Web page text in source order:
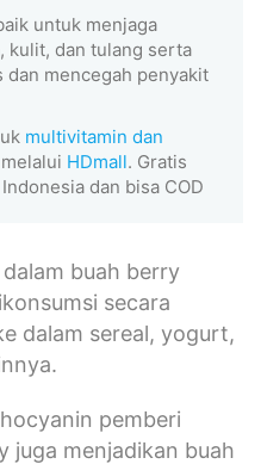
untuk menjaga
kulit, dan tulang serta
dan mencegah penyakit
multivitamin dan
HDmall. Gratis
dan bisa COD
buah berry
secara
dalam sereal, yogurt,
pemberi
juga menjadikan buah